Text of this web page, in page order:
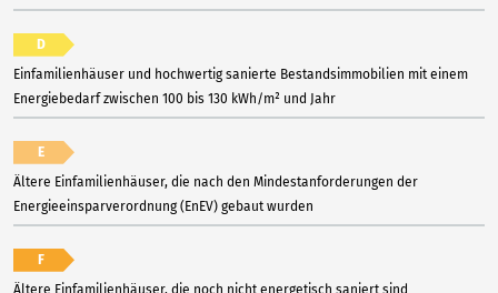
D
Einfamilienhäuser und hochwertig sanierte Bestandsimmobilien mit einem
Energiebedarf zwischen 100 bis 130 kWh/m² und Jahr
E
Ältere Einfamilienhäuser, die nach den Mindestanforderungen der
Energieeinsparverordnung (EnEV) gebaut wurden
F
Ältere Einfamilienhäuser, die noch nicht energetisch saniert sind